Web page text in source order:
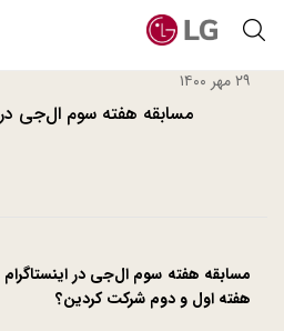
۲۹ مهر ۱۴۰۰
مسابقه هفته سوم ال‌جی در
مسابقه هفته سوم ال‌جی در
هفته اول و دوم شرکت کردین؟